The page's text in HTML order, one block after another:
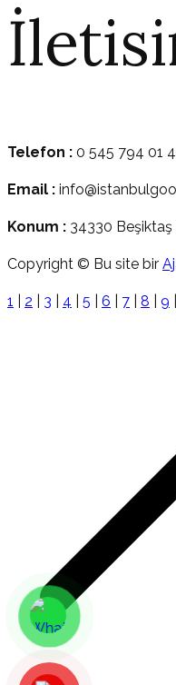
Telefon : 0 545 794 01
Email :
Konum : 34330
Copyright © Bu site bir
1 2 3 4 5 6 7 8 9